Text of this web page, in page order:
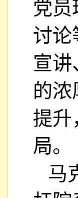
党员
讨论
宣
的
提升
局。
马